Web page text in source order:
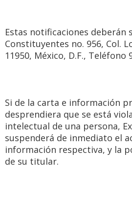
Estas notificaciones deberán
Constituyentes no. 956, Col.
11950, México, D.F., Teléfono
Si de la carta e información
desprendiera que se está
intelectual de una persona,
suspenderá de inmediato el
información respectiva, y la
de su titular.